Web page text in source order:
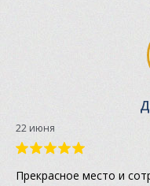
22 июня
Прекрасное место и